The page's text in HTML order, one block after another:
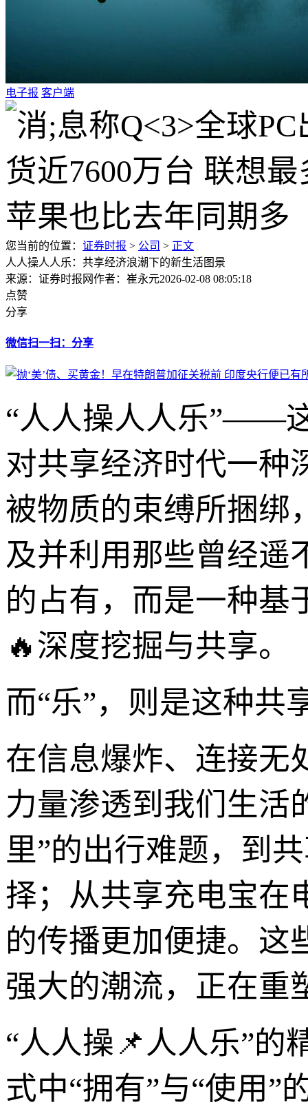
电子报 客户端
您当前的位置： 证券时报 > 公司 > 正文
人人操人人乐：共享经济浪潮下的新生活图景
来源：证券时报网作者：崔永元2026-02-08 08:05:18
点赞
分享
微信扫一扫：分享
“人人操人人乐”——
对共享经济时代一种
被物质的束缚所捆绑
及并利用那些曾经遥
的占有，而是一种基
🔥深度挖掘与共享。
而“乐”，则是这种共
在信息爆炸、连接无
力量渗透到我们生活
里”的出行难题，到
择；从共享充电宝在
的传播更加便捷。这
强大的潮流，正在重
“人人操📌人人乐”的
式中“拥有”与“使用”